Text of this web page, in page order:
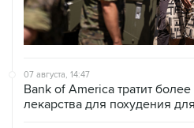
07 августа, 14:47
Bank of America тратит
лекарства для похудения